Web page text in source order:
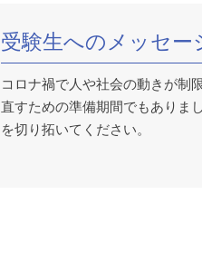
受験生へのメッセー
コロナ禍で人や社会の動きが制
直すための準備期間でもありま
を切り拓いてください。